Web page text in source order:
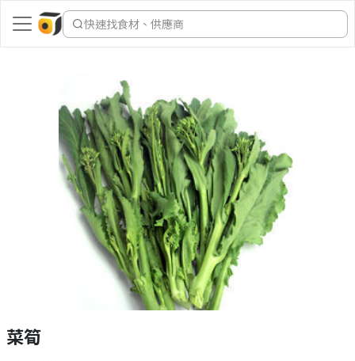
快速找食材、供應商
菜筍